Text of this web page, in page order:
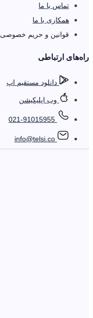
تماس با ما
همکاری با ما
قوانین و حریم خصوصی
را‌ه‌های ارتباطی
دانلود مستقیم اپ
وب اپلیکیشن
021-91015955
info@telsi.co